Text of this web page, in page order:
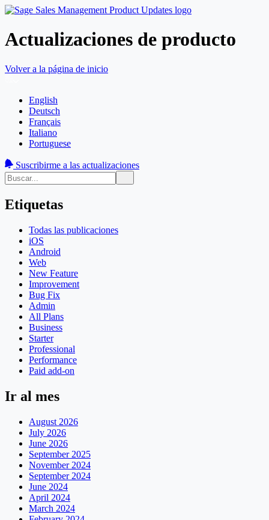
Actualizaciones de producto
Volver a la página de inicio
English
Deutsch
Français
Italiano
Portuguese
Suscribirme a las actualizaciones
Etiquetas
Todas las publicaciones
iOS
Android
Web
New Feature
Improvement
Bug Fix
Admin
All Plans
Business
Starter
Professional
Performance
Paid add-on
Ir al mes
August 2026
July 2026
June 2026
September 2025
November 2024
September 2024
June 2024
April 2024
March 2024